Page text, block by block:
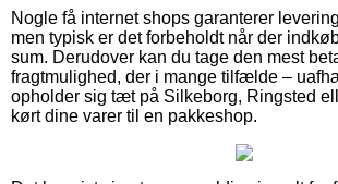
Nogle få internet shops garanterer
men typisk er det forbeholdt når der
sum. Derudover kan du tage den mest
fragtmulighed, der i mange tilfælde –
opholder sig tæt på Silkeborg, Ringsted
kørt dine varer til en pakkeshop.